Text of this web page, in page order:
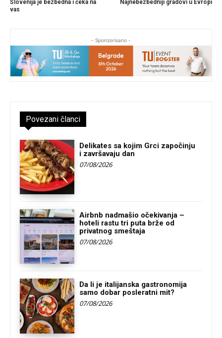
Slovenija je bezbedna i čeka na
vas
Najnebezbedniji gradovi u Evropi
- Sponzorisano -
Povezani članci
Delikates sa kojim Grci započinju
i završavaju dan
07/08/2026
Airbnb nadmašio očekivanja –
hoteli rastu tri puta brže od
privatnog smeštaja
07/08/2026
Da li je italijanska gastronomija
samo dobar posleratni mit?
07/08/2026